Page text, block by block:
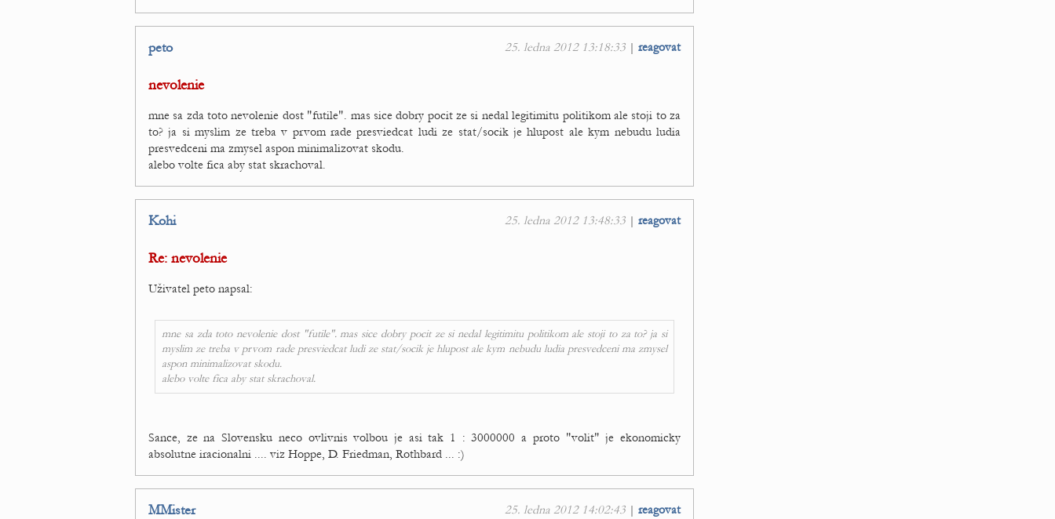
25. ledna 2012 13:18:33 | reagovat
peto
nevolenie
mne sa zda toto nevolenie dost "futile". mas sice dobry pocit ze si nedal legitimitu politikom ale stoji to za
to? ja si myslim ze treba v prvom rade presviedcat ludi ze stat/socik je hlupost ale kym nebudu ludia
presvedceni ma zmysel aspon minimalizovat skodu.
alebo volte fica aby stat skrachoval.
25. ledna 2012 13:48:33 | reagovat
Kohi
Re: nevolenie
Uživatel peto napsal:
mne sa zda toto nevolenie dost "futile". mas sice dobry pocit ze si nedal legitimitu politikom ale stoji to za to? ja si
myslim ze treba v prvom rade presviedcat ludi ze stat/socik je hlupost ale kym nebudu ludia presvedceni ma zmysel
aspon minimalizovat skodu.
alebo volte fica aby stat skrachoval.
Sance, ze na Slovensku neco ovlivnis volbou je asi tak 1 : 3000000 a proto "volit" je ekonomicky
absolutne iracionalni .... viz Hoppe, D. Friedman, Rothbard ... :)
25. ledna 2012 14:02:43 | reagovat
MMister